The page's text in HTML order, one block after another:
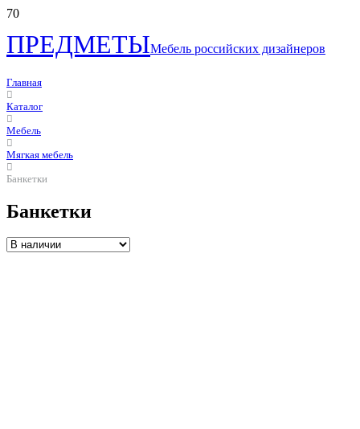
ПРЕДМЕТЫМебель российских дизайнеров
Главная
Каталог
Мебель
Мягкая мебель
Банкетки
Банкетки